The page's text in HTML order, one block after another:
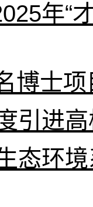
年“
博士
引进
态环